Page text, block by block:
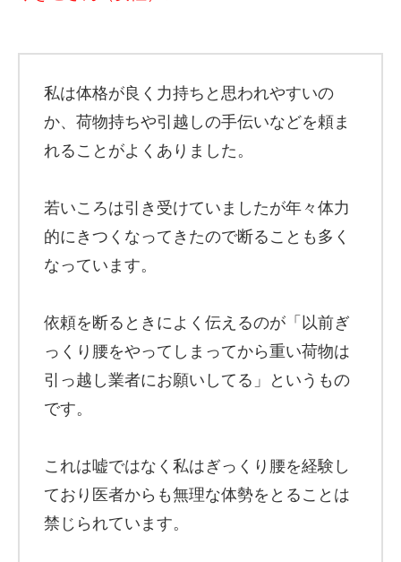
私は体格が良く力持ちと思われやすいの
か、荷物持ちや引越しの手伝いなどを頼ま
れることがよくありました。
若いころは引き受けていましたが年々体力
的にきつくなってきたので断ることも多く
なっています。
依頼を断るときによく伝えるのが「以前ぎ
っくり腰をやってしまってから重い荷物は
引っ越し業者にお願いしてる」というもの
です。
これは嘘ではなく私はぎっくり腰を経験し
ており医者からも無理な体勢をとることは
禁じられています。